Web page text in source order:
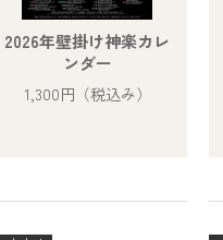
2026年壁掛け神楽カレ
ンダー
1,300円 （税込み）